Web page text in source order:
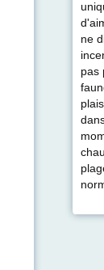
ne
pas